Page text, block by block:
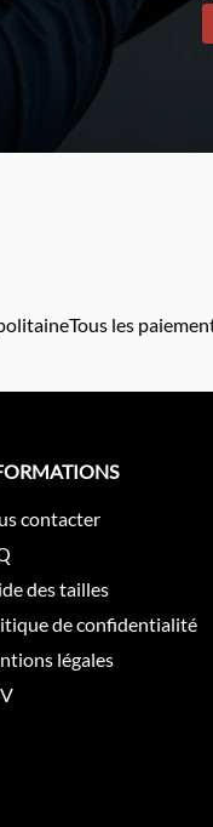
Tous les
contacter
des tailles
de confidentialité
légales